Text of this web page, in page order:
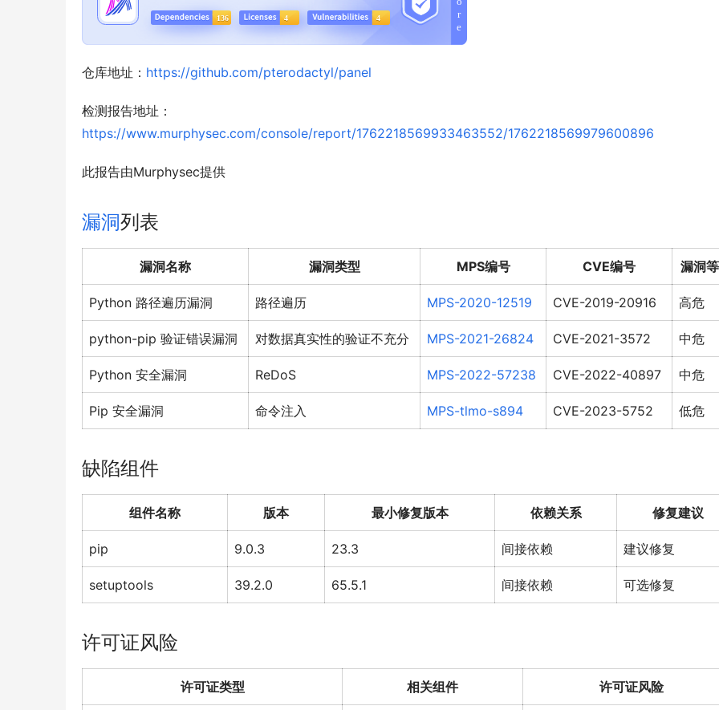
仓库地址： https://github.com/pterodactyl/panel
检测报告地址：
https://www.murphysec.com/console/report/1762218569933463552/1762218569979600896
此报告由Murphysec提供
漏洞列表
漏洞名称 漏洞类型 MPS编号 CVE编号 漏洞
Python 路径遍历漏洞 路径遍历 MPS-2020-12519 CVE-2019-20916 高危
python-pip 验证错误漏洞 对数据真实性的验证不充分 MPS-2021-26824 CVE-2021-3572 中危
Python 安全漏洞 ReDoS MPS-2022-57238 CVE-2022-40897 中危
Pip 安全漏洞 命令注入 MPS-tlmo-s894 CVE-2023-5752 低危
缺陷组件
组件名称 版本 最小修复版本 依赖关系 修复建议
pip 9.0.3 23.3 间接依赖 建议修复
setuptools 39.2.0 65.5.1 间接依赖 可选修复
许可证风险
许可证类型 相关组件 许可证风险